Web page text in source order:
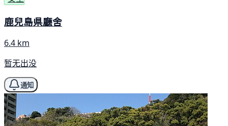
鹿兒島県廳舍
6.4 km
暂无出没
通知